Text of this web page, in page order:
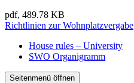
pdf, 489.78 KB
Richtlinien zur Wohnplatzvergabe
House rules – University
SWO Organigramm
Seitenmenü öffnen